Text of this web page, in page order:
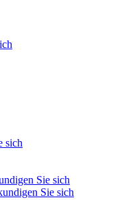
sich
Sie sich
Sie sich